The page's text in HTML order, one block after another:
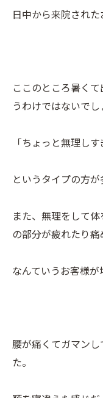
日中から来院された
ここのところ暑く
うわけではないで
「ちょっと無理し
というタイプの方が
また、無理をして
の部分が疲れたり痛
なんていうお客様が
腰が痛くてガマン
た。